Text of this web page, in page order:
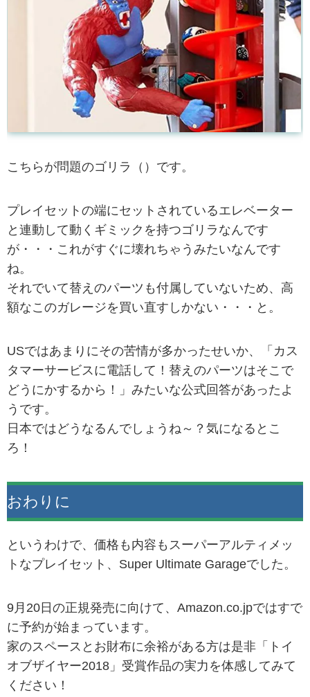
こちらが問題のゴリラ（）です。
プレイセットの端にセットされているエレベーター
と連動して動くギミックを持つゴリラなんです
が・・・これがすぐに壊れちゃうみたいなんです
ね。
それでいて替えのパーツも付属していないため、高
額なこのガレージを買い直すしかない・・・と。
USではあまりにその苦情が多かったせいか、「カス
タマーサービスに電話して！替えのパーツはそこで
どうにかするから！」みたいな公式回答があったよ
うです。
日本ではどうなるんでしょうね～？気になるとこ
ろ！
おわりに
というわけで、価格も内容もスーパーアルティメッ
トなプレイセット、Super Ultimate Garageでした。
9月20日の正規発売に向けて、Amazon.co.jpではすで
に予約が始まっています。
家のスペースとお財布に余裕がある方は是非「トイ
オブザイヤー2018」受賞作品の実力を体感してみて
ください！